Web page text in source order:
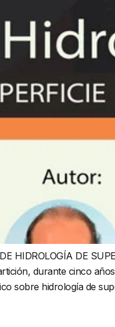
HIDROLOGÍA DE
durante cinco
sobre hidrología de